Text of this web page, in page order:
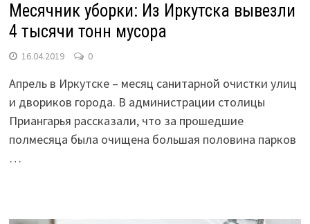
Месячник уборки: Из Иркутска вывезли
4 тысячи тонн мусора
16.04.2019 0
Апрель в Иркутске – месяц санитарной очистки улиц
и двориков города. В администрации столицы
Приангарья рассказали, что за прошедшие
полмесяца была очищена большая половина парков
…